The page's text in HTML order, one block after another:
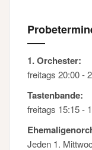
1. Orchester:
freitags 20:00 -
Tastenbande:
freitags 15:15 -
Jeden 1.